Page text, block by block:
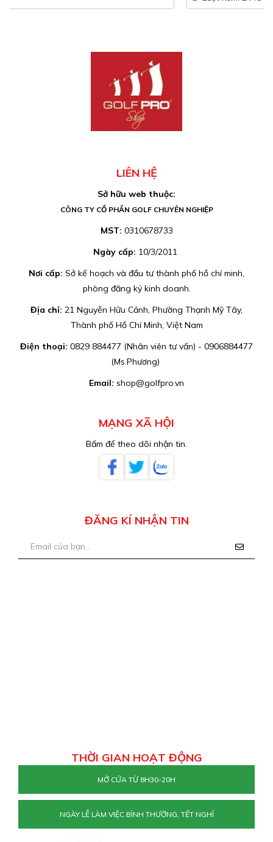
LIÊN HỆ
Sở hữu web thuộc:
CÔNG TY CỔ PHẦN GOLF CHUYÊN NGHIỆP
MST: 0310678733
Ngày cấp: 10/3/2011
Nơi cấp: Sở kế hoạch và đầu tư thành phố hồ chí minh,
phòng đăng ký kinh doanh.
Địa chỉ: 21 Nguyễn Hữu Cảnh, Phường Thạnh Mỹ Tây,
Thành phố Hồ Chí Minh, Việt Nam
Điện thoại: 0829 884477 (Nhân viên tư vấn) - 0906884477
(Ms.Phương)
Email: shop@golfpro.vn
MẠNG XÃ HỘI
Bấm để theo dõi nhận tin.
ĐĂNG KÍ NHẬN TIN
THỜI GIAN HOẠT ĐỘNG
MỞ CỬA TỪ 8H30-20H
NGÀY LỄ LÀM VIỆC BÌNH THƯỜNG, TẾT NGHỈ